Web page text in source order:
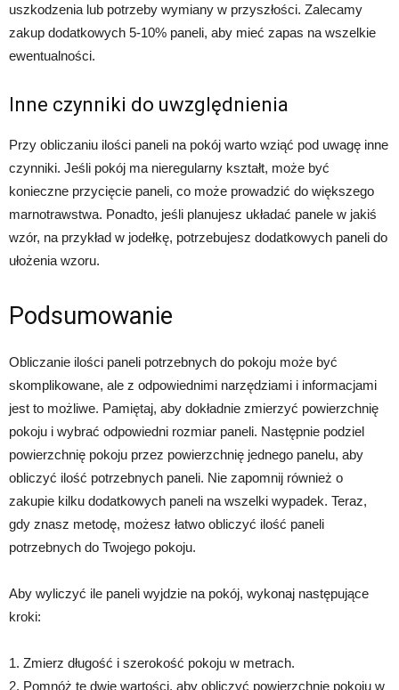
uszkodzenia lub potrzeby wymiany w przyszłości. Zalecamy
zakup dodatkowych 5-10% paneli, aby mieć zapas na wszelkie
ewentualności.
Inne czynniki do uwzględnienia
Przy obliczaniu ilości paneli na pokój warto wziąć pod uwagę inne
czynniki. Jeśli pokój ma nieregularny kształt, może być
konieczne przycięcie paneli, co może prowadzić do większego
marnotrawstwa. Ponadto, jeśli planujesz układać panele w jakiś
wzór, na przykład w jodełkę, potrzebujesz dodatkowych paneli do
ułożenia wzoru.
Podsumowanie
Obliczanie ilości paneli potrzebnych do pokoju może być
skomplikowane, ale z odpowiednimi narzędziami i informacjami
jest to możliwe. Pamiętaj, aby dokładnie zmierzyć powierzchnię
pokoju i wybrać odpowiedni rozmiar paneli. Następnie podziel
powierzchnię pokoju przez powierzchnię jednego panelu, aby
obliczyć ilość potrzebnych paneli. Nie zapomnij również o
zakupie kilku dodatkowych paneli na wszelki wypadek. Teraz,
gdy znasz metodę, możesz łatwo obliczyć ilość paneli
potrzebnych do Twojego pokoju.
Aby wyliczyć ile paneli wyjdzie na pokój, wykonaj następujące
kroki:
1. Zmierz długość i szerokość pokoju w metrach.
2. Pomnóż te dwie wartości, aby obliczyć powierzchnię pokoju w